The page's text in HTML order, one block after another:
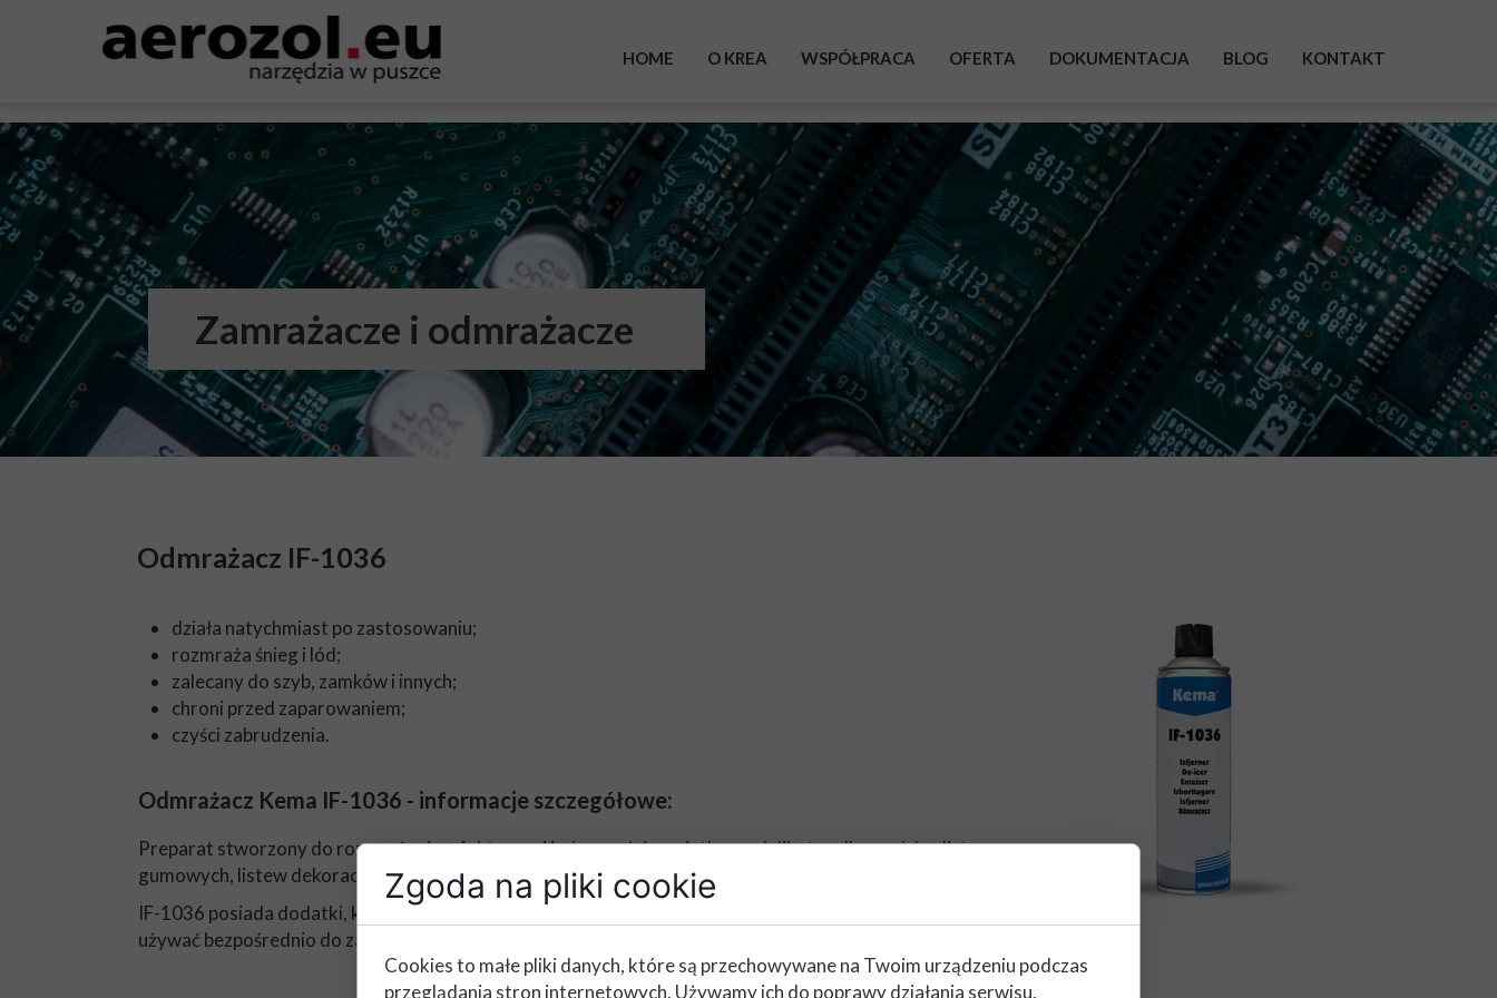
Zamrażacze i odmrażacze
Odmrażacz IF-1036
działa natychmiast po zastosowaniu;
rozmraża śnieg i lód;
zalecany do szyb, zamków i innych;
chroni przed zaparowaniem;
czyści zabrudzenia.
Odmrażacz Kema IF-1036 - informacje szczegółowe:
Preparat stworzony do rozmrażania, efektywny i jednocześnie wyjątkowo delikatny dla zamków, listew
gumowych, listew dekoracyjnych, wycieraczek do szyb i większości lakierów.
IF-1036 posiada dodatki, które długo utrzymują się na powierzchni, aż do całkowitego rozmrożenia. Można go
używać bezpośrednio do zamków.
HOME O KREA WSPÓŁPRACA OFERTA DOKUMENTACJA BLOG KONTAKT
Zgoda na pliki cookie
Cookies to małe pliki danych, które są przechowywane na Twoim urządzeniu podczas
przeglądania stron internetowych. Używamy ich do poprawy działania serwisu,